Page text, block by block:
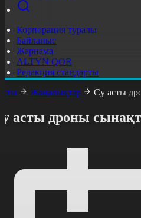
Корпорация туралы
Байланыс
Жарнама
ALTYN QOR
Редакция стандарты
Жаңалықтар Су асты
асты дроны